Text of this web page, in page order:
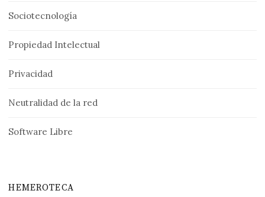
Sociotecnología
Propiedad Intelectual
Privacidad
Neutralidad de la red
Software Libre
HEMEROTECA